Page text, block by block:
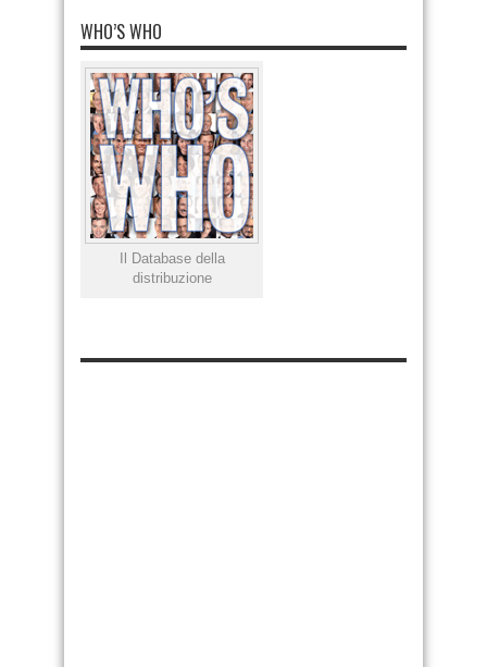
WHO’S WHO
Il Database della
distribuzione